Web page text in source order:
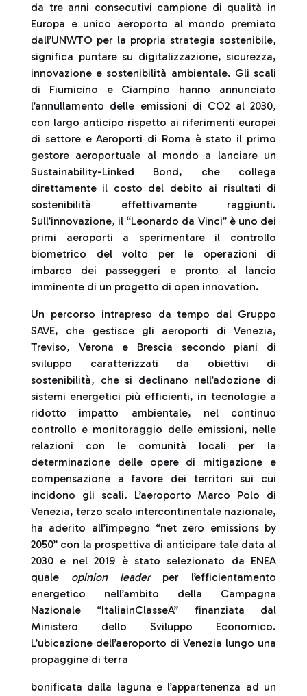
da tre anni consecutivi campione di qualità in
Europa e unico aeroporto al mondo premiato
dall’UNWTO per la propria strategia sostenibile,
significa puntare su digitalizzazione, sicurezza,
innovazione e sostenibilità ambientale. Gli scali
di Fiumicino e Ciampino hanno annunciato
l’annullamento delle emissioni di CO2 al 2030,
con largo anticipo rispetto ai riferimenti europei
di settore e Aeroporti di Roma è stato il primo
gestore aeroportuale al mondo a lanciare un
Sustainability-Linked Bond, che collega
direttamente il costo del debito ai risultati di
sostenibilità effettivamente raggiunti.
Sull’innovazione, il “Leonardo da Vinci” è uno dei
primi aeroporti a sperimentare il controllo
biometrico del volto per le operazioni di
imbarco dei passeggeri e pronto al lancio
imminente di un progetto di open innovation.
Un percorso intrapreso da tempo dal Gruppo
SAVE, che gestisce gli aeroporti di Venezia,
Treviso, Verona e Brescia secondo piani di
sviluppo caratterizzati da obiettivi di
sostenibilità, che si declinano nell’adozione di
sistemi energetici più efficienti, in tecnologie a
ridotto impatto ambientale, nel continuo
controllo e monitoraggio delle emissioni, nelle
relazioni con le comunità locali per la
determinazione delle opere di mitigazione e
compensazione a favore dei territori sui cui
incidono gli scali. L’aeroporto Marco Polo di
Venezia, terzo scalo intercontinentale nazionale,
ha aderito all’impegno “net zero emissions by
2050” con la prospettiva di anticipare tale data al
2030 e nel 2019 è stato selezionato da ENEA
quale opinion leaderper l’efficientamento
energetico nell’ambito della Campagna
Nazionale “ItaliainClasseA” finanziata dal
Ministero dello Sviluppo Economico.
L’ubicazione dell’aeroporto di Venezia lungo una
propaggine di terra
bonificata dalla laguna e l’appartenenza ad un